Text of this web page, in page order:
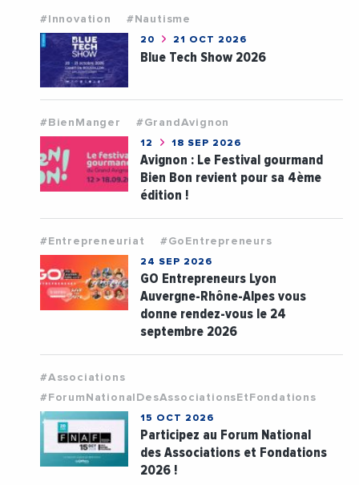
#Innovation #Nautisme
20 21 OCT 2026
Blue Tech Show 2026
#BienManger #GrandAvignon
12 18 SEP 2026
Avignon : Le Festival gourmand
Bien Bon revient pour sa 4ème
édition !
#Entrepreneuriat #GoEntrepreneurs
24 SEP 2026
GO Entrepreneurs Lyon
Auvergne-Rhône-Alpes vous
donne rendez-vous le 24
septembre 2026
#Associations
#ForumNationalDesAssociationsEtFondations
15 OCT 2026
Participez au Forum National
des Associations et Fondations
2026 !